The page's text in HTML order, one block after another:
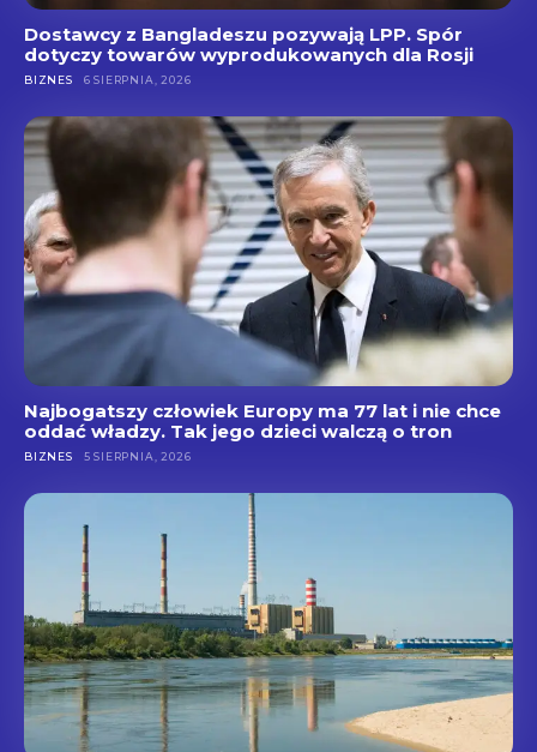
Dostawcy z Bangladeszu pozywają LPP. Spór
dotyczy towarów wyprodukowanych dla Rosji
BIZNES 6 SIERPNIA, 2026
Najbogatszy człowiek Europy ma 77 lat i nie chce
oddać władzy. Tak jego dzieci walczą o tron
BIZNES 5 SIERPNIA, 2026